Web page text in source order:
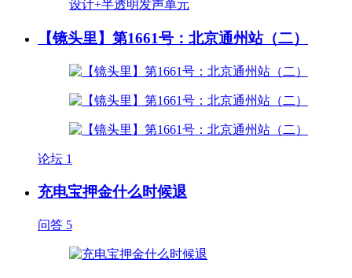
【镜头里】第1661号：北京通州站（二）
论坛 1
充电宝押金什么时候退
问答 5